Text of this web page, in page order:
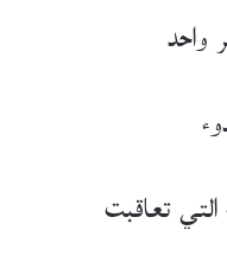
واحد
تعاقبت